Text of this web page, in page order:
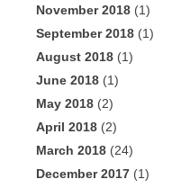
November 2018 (1)
September 2018 (1)
August 2018 (1)
June 2018 (1)
May 2018 (2)
April 2018 (2)
March 2018 (24)
December 2017 (1)